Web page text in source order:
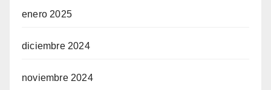
enero 2025
diciembre 2024
noviembre 2024